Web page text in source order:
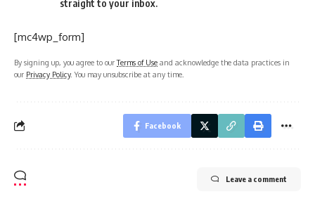
straight to your inbox.
[mc4wp_form]
By signing up, you agree to ourTerms of Use and acknowledge the data practices in
our Privacy Policy. You may unsubscribe at any time.
Facebook
Leave a comment